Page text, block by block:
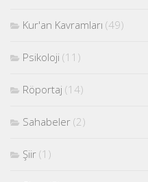
Kur'an Kavramları (49)
Psikoloji (11)
Röportaj (14)
Sahabeler (2)
Şiir (1)